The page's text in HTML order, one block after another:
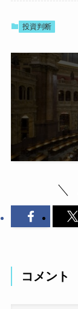
投資判断
コメント